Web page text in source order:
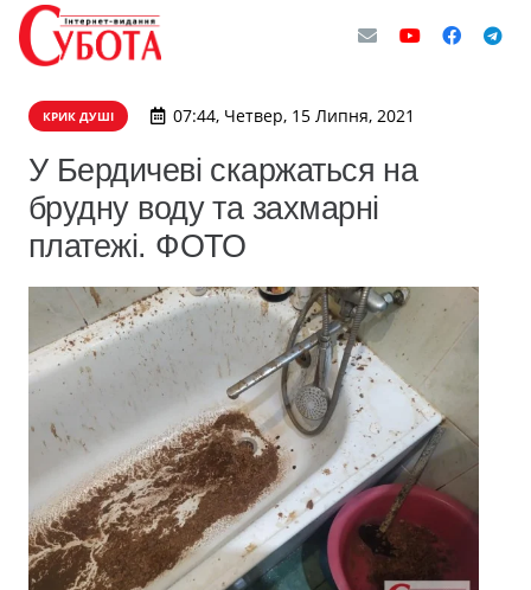
КРИК ДУШІ 07:44, Четвер, 15 Липня, 2021
У Бердичеві скаржаться на
брудну воду та захмарні
платежі. ФОТО